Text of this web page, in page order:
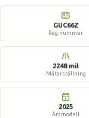
GUC66Z
Reg.nummer
2248 mil
Mätarställning
2025
Årsmodell